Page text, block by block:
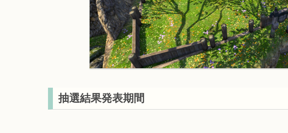
抽選結果発表期間